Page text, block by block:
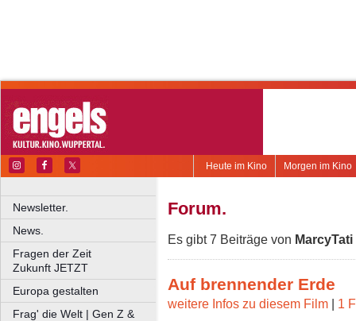
Morgen im Kino
Heute im Kino
Newsletter.
News.
Fragen der Zeit
Zukunft JETZT
Europa gestalten
Frag' die Welt | Gen Z &
Forum.
Es gibt 7 Beiträge von MarcyTati
Auf brennender Erde
weitere Infos zu diesem Film | 1